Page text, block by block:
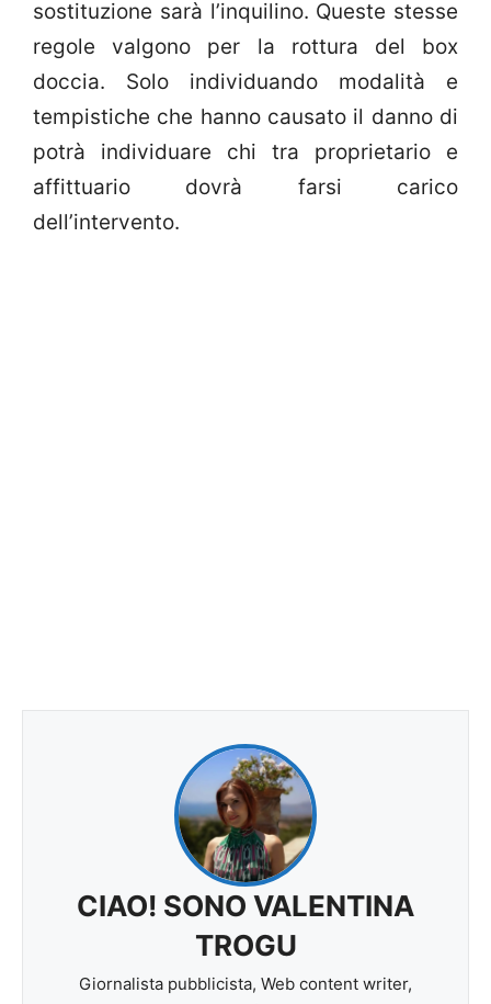
sostituzione sarà l’inquilino. Queste stesse
regole valgono per la rottura del box
doccia. Solo individuando modalità e
tempistiche che hanno causato il danno di
potrà individuare chi tra proprietario e
affittuario dovrà farsi carico
dell’intervento.
CIAO! SONO VALENTINA
TROGU
Giornalista pubblicista, Web content writer,